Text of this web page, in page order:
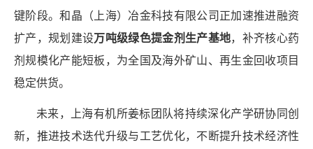
键阶段。和晶（上海）冶金科技有限公司正加速推进融资
扩产，规划建设万吨级绿色提金剂生产基地，补齐核心药
剂规模化产能短板，为全国及海外矿山、再生金回收项目
稳定供货。
未来，上海有机所姜标团队将持续深化产学研协同创
新，推进技术迭代升级与工艺优化，不断提升技术经济性